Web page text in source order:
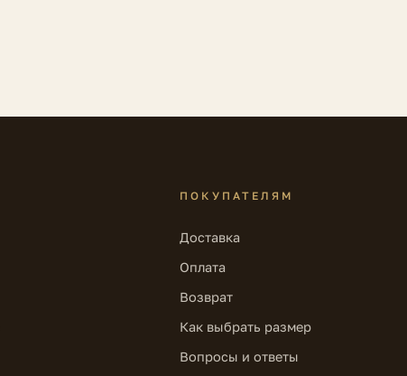
ПОКУПАТЕЛЯМ
Доставка
Оплата
Возврат
Как выбрать размер
Вопросы и ответы